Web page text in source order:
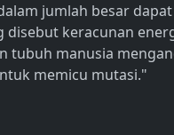
jumlah besar
disebut keracunan
tubuh manusia
memicu mutasi."